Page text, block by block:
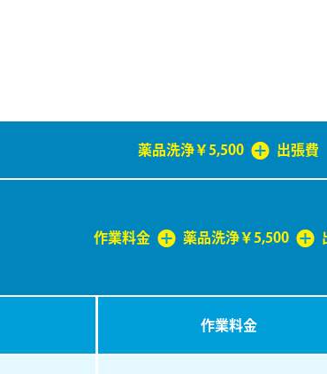
薬品洗浄￥5,500 出張費
作業料⾦ 薬品洗浄￥5,500
作業料⾦